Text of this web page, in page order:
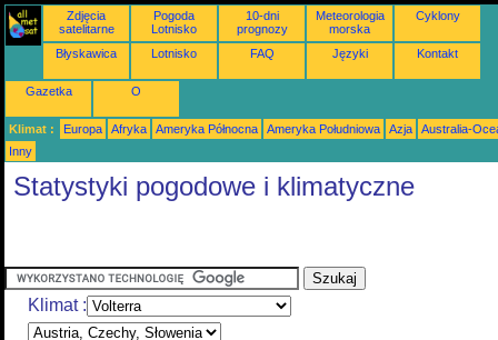
Zdjęcia
satelitarne
Pogoda
Lotnisko
10-dni
prognozy
Meteorologia
morska
Cyklony
Błyskawica Lotnisko FAQ Języki Kontakt
Gazetka O
Klimat : Europa Afryka Ameryka Północna Ameryka Południowa Azja
Australia-
Inny
Statystyki pogodowe i klimatyczne
Klimat :